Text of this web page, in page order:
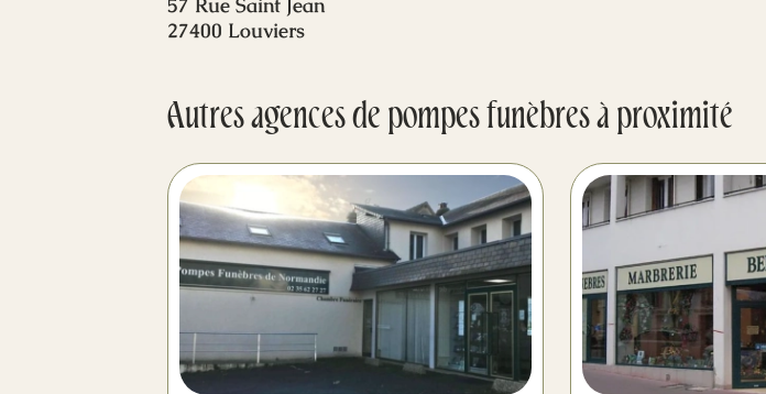
27400 Louviers
Autres agences de pompes funèbres à proximité